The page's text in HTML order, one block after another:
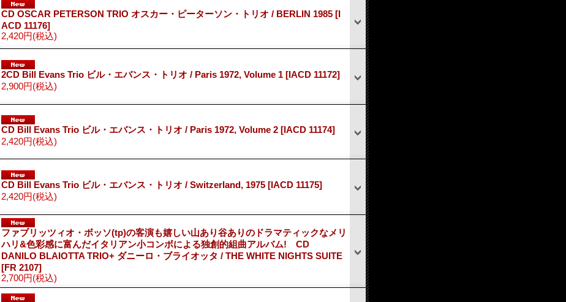
CD OSCAR PETERSON TRIO オスカー・ピーターソン・トリオ / BERLIN 1985 [I
ACD 11176]
2,420円(税込)
2CD Bill Evans Trio ビル・エバンス・トリオ / Paris 1972, Volume 1 [IACD 11172]
2,900円(税込)
CD Bill Evans Trio ビル・エバンス・トリオ / Paris 1972, Volume 2 [IACD 11174]
2,420円(税込)
CD Bill Evans Trio ビル・エバンス・トリオ / Switzerland, 1975 [IACD 11175]
2,420円(税込)
ファブリッツィオ・ボッソ(tp)の客演も嬉しい山あり谷ありのドラマティックなメリ
ハリ&色彩感に富んだイタリアン小コンボによる独創的組曲アルバム! CD
DANILO BLAIOTTA TRIO+ ダニーロ・ブライオッタ / THE WHITE NIGHTS SUITE
[FR 2107]
2,700円(税込)